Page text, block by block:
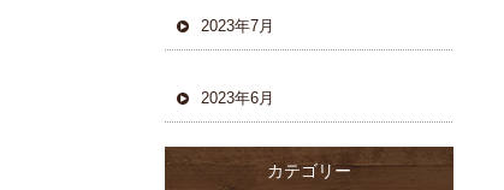
2023年7月
2023年6月
カテゴリー